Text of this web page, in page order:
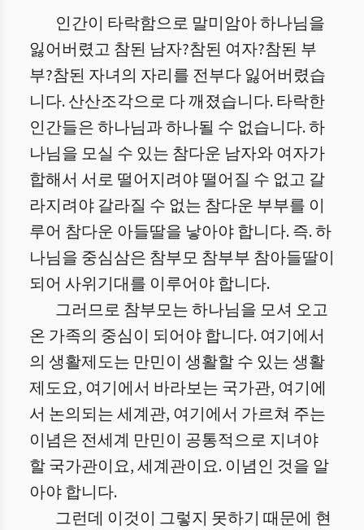
인간이 타락함으로 말미암아 하나님을
잃어버렸고 참된 남자?참된 여자?참된 부
부?참된 자녀의 자리를 전부다 잃어버렸습
니다. 산산조각으로 다 깨졌습니다. 타락한
인간들은 하나님과 하나될 수 없습니다. 하
나님을 모실 수 있는 참다운 남자와 여자가
합해서 서로 떨어지려야 떨어질 수 없고 갈
라지려야 갈라질 수 없는 참다운 부부를 이
루어 참다운 아들딸을 낳아야 합니다. 즉. 하
나님을 중심삼은 참부모 참부부 참아들딸이
되어 사위기대를 이루어야 합니다.
그러므로 참부모는 하나님을 모셔 오고
온 가족의 중심이 되어야 합니다. 여기에서
의 생활제도는 만민이 생활할 수 있는 생활
제도요, 여기에서 바라보는 국가관, 여기에
서 논의되는 세계관, 여기에서 가르쳐 주는
이념은 전세계 만민이 공통적으로 지녀야
할 국가관이요, 세계관이요. 이념인 것을 알
아야 합니다.
그런데 이것이 그렇지 못하기 때문에 현